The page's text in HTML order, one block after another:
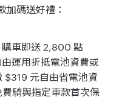
加碼送好禮：
車即送 2,800 點
運用折抵電池資費或
$319 元自由省電池資
騎與指定車款首次保